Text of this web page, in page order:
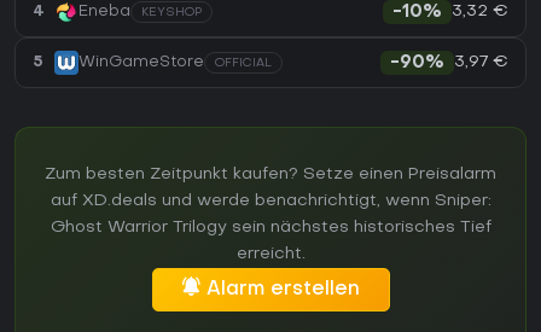
4 Eneba KEYSHOP -10% 3,32 €
5 WinGameStore OFFICIAL -90% 3,97 €
Zum besten Zeitpunkt kaufen? Setze einen Preisalarm
auf XD.deals und werde benachrichtigt, wenn Sniper:
Ghost Warrior Trilogy sein nächstes historisches Tief
erreicht.
Alarm erstellen